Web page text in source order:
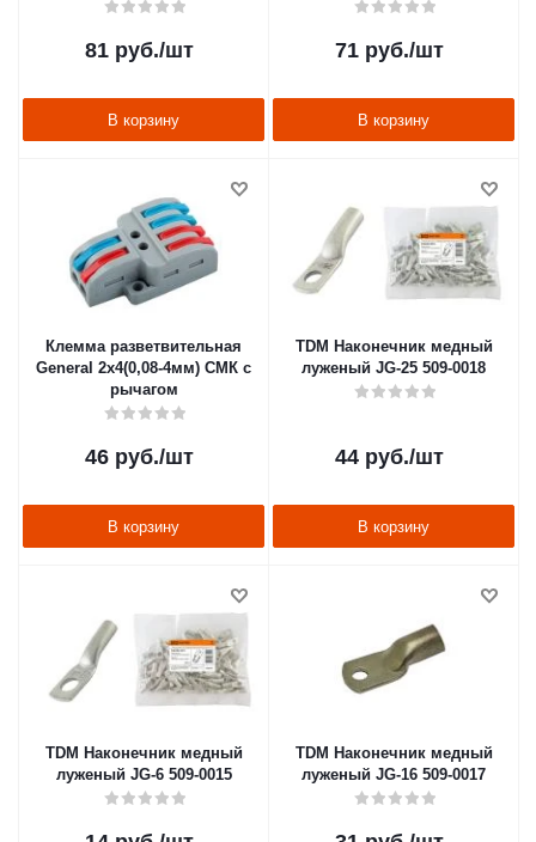
81 руб./шт
В корзину
71 руб./шт
В корзину
Клемма разветвительная
General 2х4(0,08-4мм) СМК с
рычагом
46 руб./шт
В корзину
TDM Наконечник медный
луженый JG-25 509-0018
44 руб./шт
В корзину
TDM Наконечник медный
луженый JG-6 509-0015
TDM Наконечник медный
луженый JG-16 509-0017